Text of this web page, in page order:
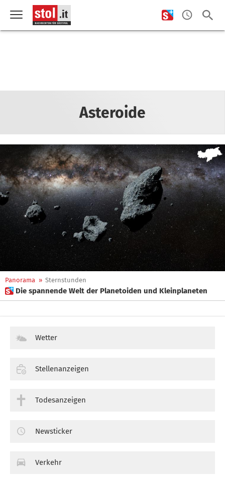
Asteroide
Panorama » Sternstunden
 Die spannende Welt der Planetoiden und Kleinplaneten
Wetter
Stellenanzeigen
Todesanzeigen
Newsticker
Verkehr